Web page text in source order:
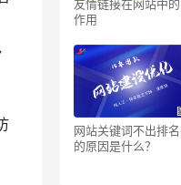
作用
网站关键词不出排名
的原因是什么？